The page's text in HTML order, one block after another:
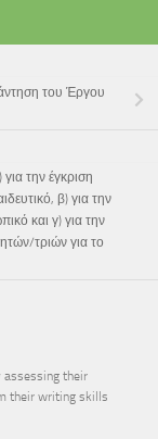
του Έργου
την έγκριση
β) για την
και γ) για την
τριών για το